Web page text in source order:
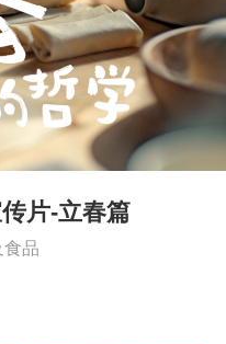
片-立春篇
食品